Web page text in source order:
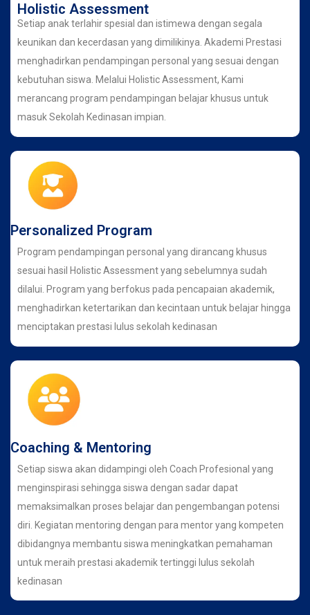
Holistic Assessment
Setiap anak terlahir spesial dan istimewa dengan segala
keunikan dan kecerdasan yang dimilikinya. Akademi Prestasi
menghadirkan pendampingan personal yang sesuai dengan
kebutuhan siswa. Melalui Holistic Assessment, Kami
merancang program pendampingan belajar khusus untuk
masuk Sekolah Kedinasan impian.
Personalized Program
Program pendampingan personal yang dirancang khusus
sesuai hasil Holistic Assessment yang sebelumnya sudah
dilalui. Program yang berfokus pada pencapaian akademik,
menghadirkan ketertarikan dan kecintaan untuk belajar hingga
menciptakan prestasi lulus sekolah kedinasan
Coaching & Mentoring
Setiap siswa akan didampingi oleh Coach Profesional yang
menginspirasi sehingga siswa dengan sadar dapat
memaksimalkan proses belajar dan pengembangan potensi
diri. Kegiatan mentoring dengan para mentor yang kompeten
dibidangnya membantu siswa meningkatkan pemahaman
untuk meraih prestasi akademik tertinggi lulus sekolah
kedinasan